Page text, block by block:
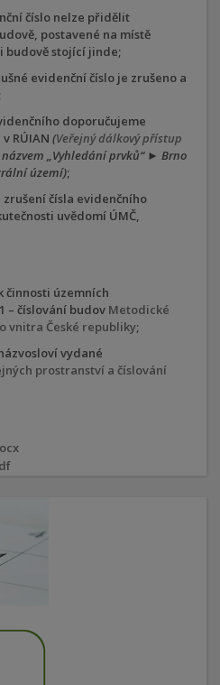
číslo nelze přidělit
postavené na místě
budově stojící jinde;
evidenční číslo je zrušeno a
doporučujeme
RÚIAN (Veřejný dálkový přístup
názvem „Vyhledání prvků“ ► Brno
álníúzemí);
čísla evidenčního
uvědomí ÚMČ,
činnosti územních
– číslování budov Metodické
vnitra České republiky;
vydané
prostranství a číslování